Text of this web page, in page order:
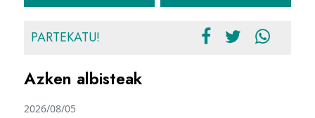
PARTEKATU!
Azken albisteak
2026/08/05